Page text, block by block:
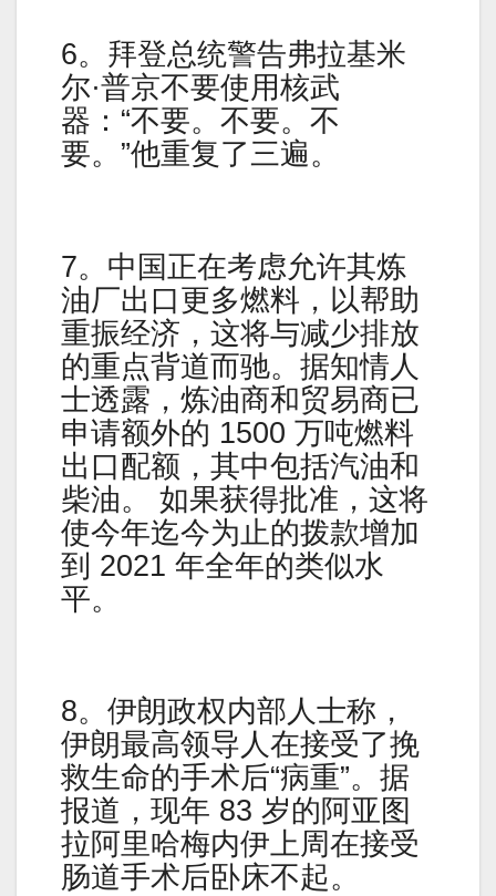
6。拜登总统警告弗拉基米
尔·普京不要使用核武
器：“不要。不要。不
要。”他重复了三遍。
7。中国正在考虑允许其炼
油厂出口更多燃料，以帮助
重振经济，这将与减少排放
的重点背道而驰。据知情人
士透露，炼油商和贸易商已
申请额外的 1500 万吨燃料
出口配额，其中包括汽油和
柴油。 如果获得批准，这将
使今年迄今为止的拨款增加
到 2021 年全年的类似水
平。
8。伊朗政权内部人士称，
伊朗最高领导人在接受了挽
救生命的手术后“病重”。据
报道，现年 83 岁的阿亚图
拉阿里哈梅内伊上周在接受
肠道手术后卧床不起。